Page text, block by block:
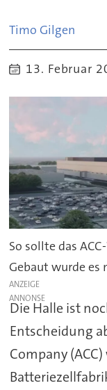
Timo Gilgen
13. Februar
So sollte das
Gebaut wurde es
ANZEIGE
Die Halle ist
Entscheidung
Company